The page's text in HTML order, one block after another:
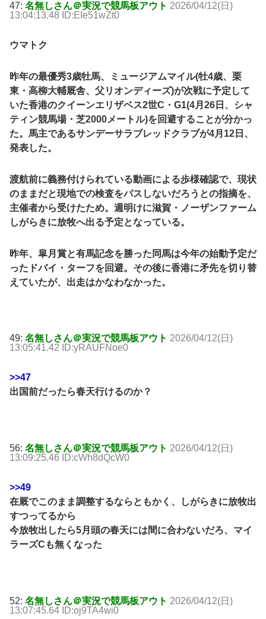
47: 名無しさん＠実況で競馬板アウト 2026/04/12(日)
13:04:13.48 ID:EIe51wZt0
ウマトク
昨年の最優秀3歳牡馬、ミュージアムマイル(牡4歳、栗
東・高柳大輔厩舎、父リオンディーズ)が次戦に予定して
いた香港のクイーンエリザベス2世C・G1(4月26日、シャ
ティン競馬場・芝2000メートル)を回避することが分かっ
た。馬主であるサンデーサラブレッドクラブが4月12日、
発表した。
渡航前に義務付けられている動画による歩様確認で、現状
のままだと現地での検査をパスしないだろうとの指摘を、
主催者から受けたため。週明けに滋賀・ノーザンファーム
しがらきに放牧へ出る予定となっている。
昨年、皐月賞と有馬記念を勝った同馬は今年の始動予定だ
ったドバイ・ターフを回避。その後に香港に矛先を切り替
えていたが、出走はかなわなかった。
49: 名無しさん＠実況で競馬板アウト 2026/04/12(日)
13:05:41.42 ID:yRAUFNoe0
>>47
出国前だったら春天行けるのか？
56: 名無しさん＠実況で競馬板アウト 2026/04/12(日)
13:09:25.46 ID:cWh8dQcW0
>>49
在厩でこのまま調整するならともかく、しがらきに放牧出
すつってるから
今放牧出したら5月頭の春天には間に合わないだろ、マイ
ラーズCも無くなった
52: 名無しさん＠実況で競馬板アウト 2026/04/12(日)
13:07:45.64 ID:oj9TA4wi0